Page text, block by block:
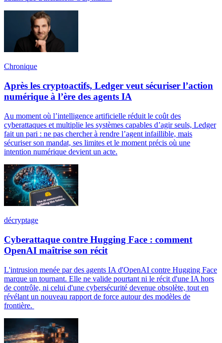
Chronique
Après les cryptoactifs, Ledger veut sécuriser l’action
numérique à l’ère des agents IA
Au moment où l’intelligence artificielle réduit le coût des
cyberattaques et multiplie les systèmes capables d’agir seuls, Ledger
fait un pari : ne pas chercher à rendre l’agent infaillible, mais
sécuriser son mandat, ses limites et le moment précis où une
intention numérique devient un acte.
décryptage
Cyberattaque contre Hugging Face : comment
OpenAI maîtrise son récit
L'intrusion menée par des agents IA d'OpenAI contre Hugging Face
marque un tournant. Elle ne valide pourtant ni le récit d'une IA hors
de contrôle, ni celui d'une cybersécurité devenue obsolète, tout en
révélant un nouveau rapport de force autour des modèles de
frontière.